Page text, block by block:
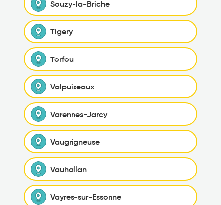
Souzy-la-Briche
Tigery
Torfou
Valpuiseaux
Varennes-Jarcy
Vaugrigneuse
Vauhallan
Vayres-sur-Essonne